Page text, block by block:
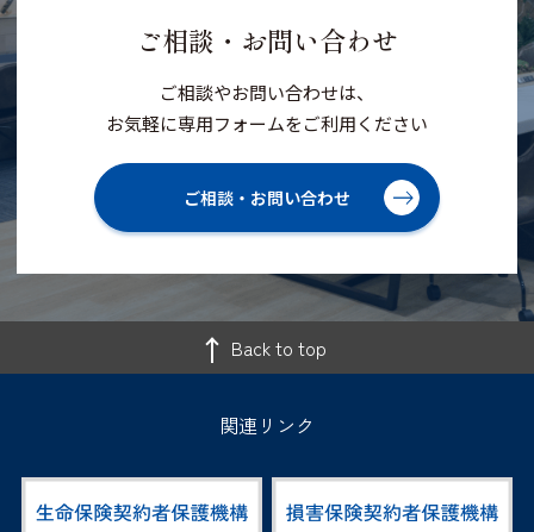
ご相談・お問い合わせ
ご相談やお問い合わせは、
お気軽に専用フォームをご利用ください
ご相談・お問い合わせ
Back to top
関連リンク